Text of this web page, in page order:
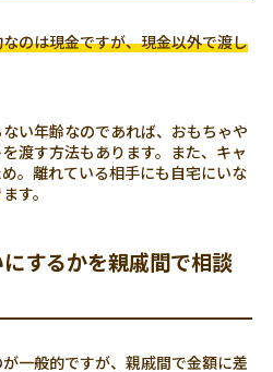
のは現金ですが、現金以外で渡し
い年齢なのであれば、おもちゃや
渡す方法もあります。また、キャ
。離れている相手にも自宅にいな
す。
するかを親戚間で相談
一般的ですが、親戚間で金額に差